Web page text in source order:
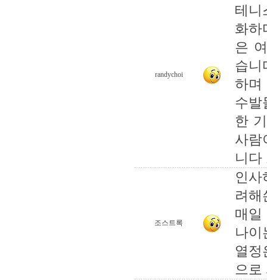
randychoi
테니
화하
은
습
하며
수발
한
사람
니다
조스트록
인
려해
매일
나이
열정
으로